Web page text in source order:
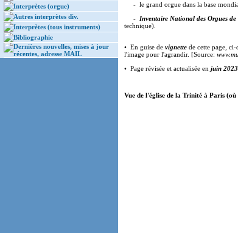
Interprètes (orgue)
Autres interprètes div.
Interprètes (tous instruments)
Bibliographie
Dernières nouvelles, mises à jour
récentes, adresse MAIL
- le grand orgue dans la base
- Inventaire National des Orgues de
technique).
• En guise de vignette de cette page,
l'image pour l'agrandir. [Source:
• Page révisée et actualisée en juin 2023
Vue de l'église de la Trinité à Paris